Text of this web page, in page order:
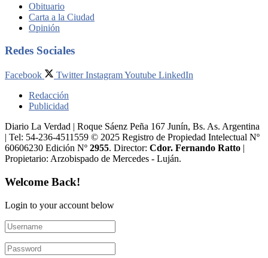
Obituario
Carta a la Ciudad
Opinión
Redes Sociales
Facebook Twitter InstagramYoutube LinkedIn
Redacción
Publicidad
Diario La Verdad | Roque Sáenz Peña 167 Junín, Bs. As. Argentina
| Tel: 54-236-4511559 © 2025 Registro de Propiedad Intelectual Nº
60606230 Edición Nº 2955. Director:​ Cdor. Fernando Ratto |
Propietario:​ Arzobispado de Mercedes - Luján.
Welcome Back!
Login to your account below